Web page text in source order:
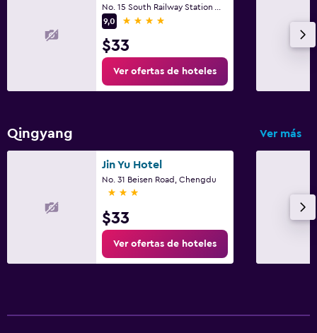
9,0
4 estrellas
$33
Ver ofertas de hoteles
Qingyang Ver más
Jin Yu Hotel
No. 31 Beisen Road, Chengdu
3 estrellas
$33
Ver ofertas de hoteles